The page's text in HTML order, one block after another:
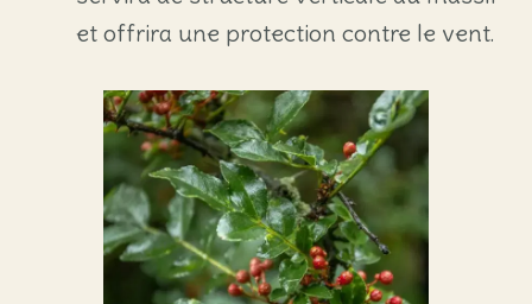
et offrira une protection contre le vent.